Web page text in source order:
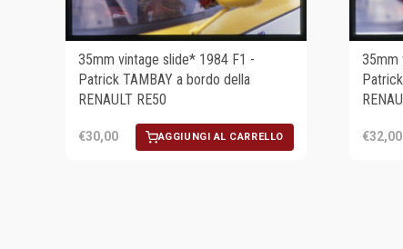
35mm vintage slide* 1984 F1 -
Patrick TAMBAY a bordo della
RENAULT RE50
€30,00 AGGIUNGI AL CARRELLO
35mm
€32,00